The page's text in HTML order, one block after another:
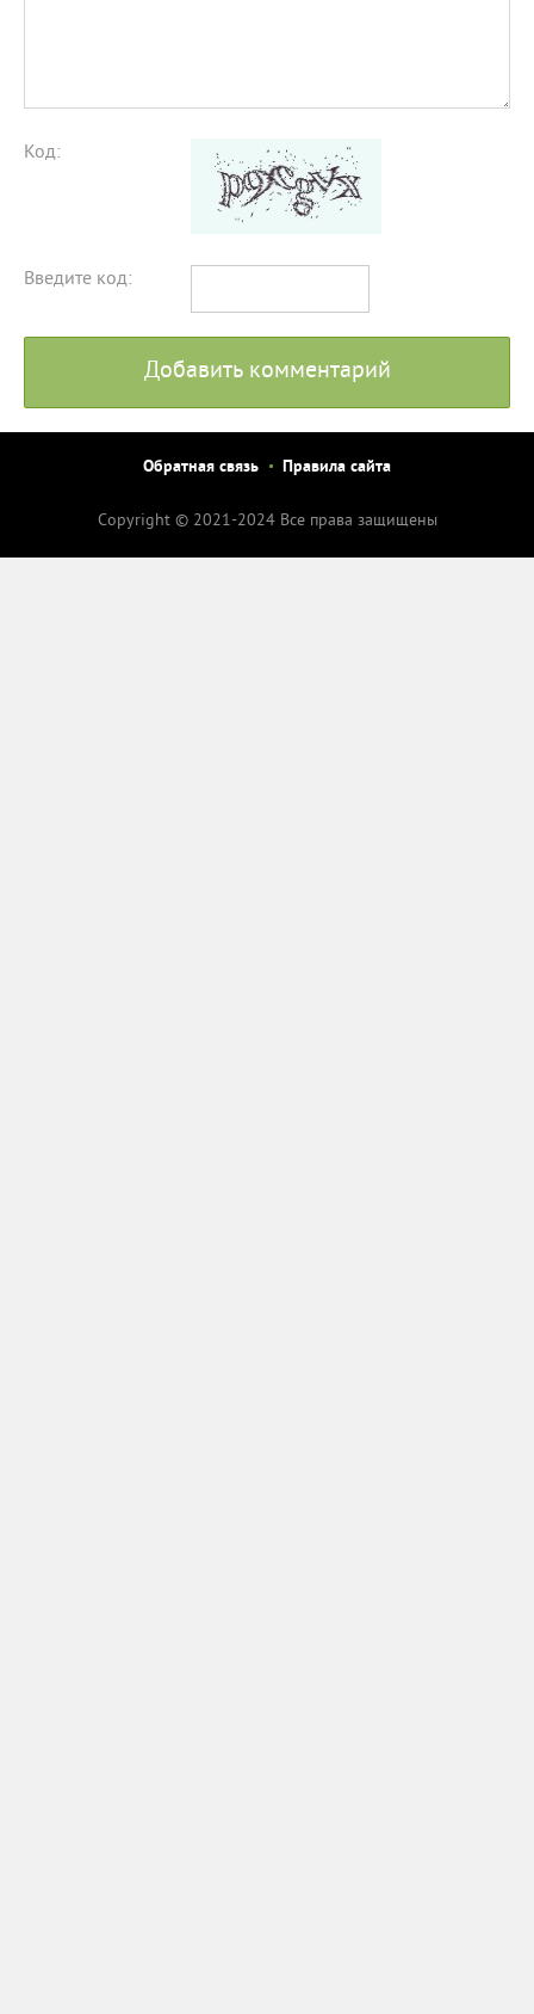
Код:
Введите код:
Добавить комментарий
Обратная связь Правила сайта
Copyright © 2021-2024 Все права защищены